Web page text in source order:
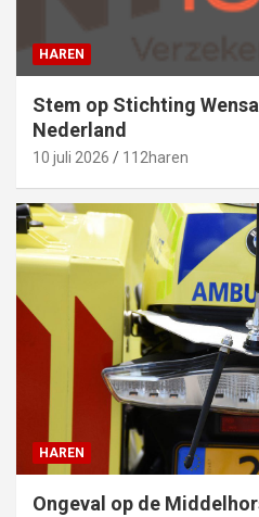
HAREN
Stem op Stichting
Nederland
10 juli 2026 112haren
HAREN
Ongeval op de